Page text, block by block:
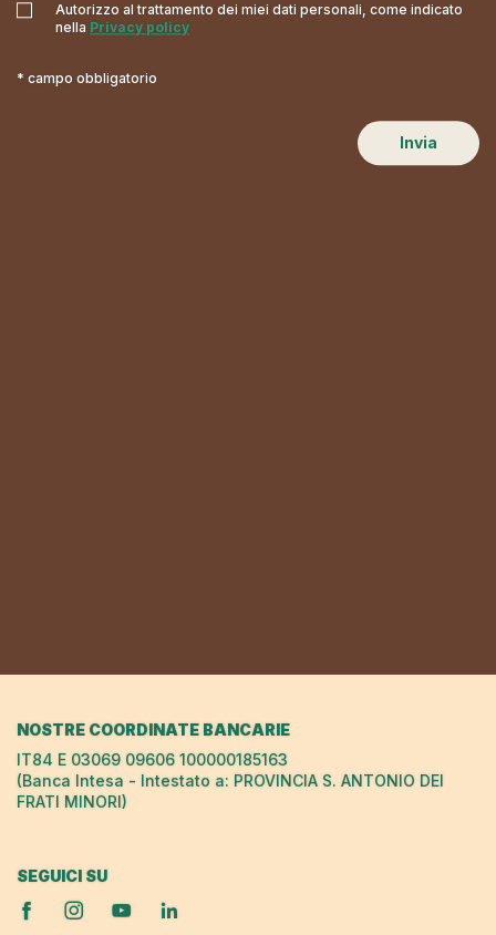
Autorizzo al trattamento dei miei dati personali, come indicato
nella Privacy policy
* campo obbligatorio
Invia
NOSTRE COORDINATE BANCARIE
IT84 E 03069 09606 100000185163
(Banca Intesa - Intestato a: PROVINCIA S. ANTONIO DEI
FRATI MINORI)
SEGUICI SU